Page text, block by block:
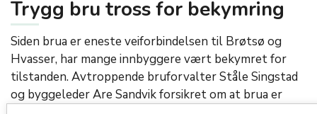
Trygg bru tross for bekymring
Siden brua er eneste veiforbindelsen til Brøtsø og
Hvasser, har mange innbyggere vært bekymret for
tilstanden. Avtroppende bruforvalter Ståle Singstad
og byggeleder Are Sandvik forsikret om at brua er